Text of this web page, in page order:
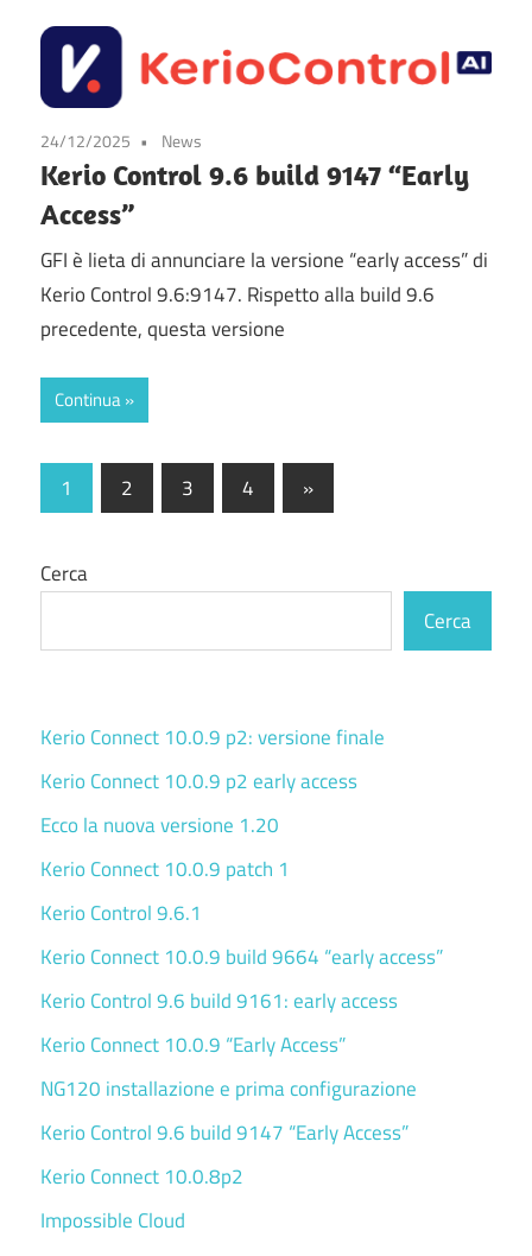
24/12/2025 News
Kerio Control 9.6 build 9147 “Early
Access”
GFI è lieta di annunciare la versione “early access” di
Kerio Control 9.6:9147. Rispetto alla build 9.6
precedente, questa versione
Continua
Paginazione
articoli
1 2 3 4
Articolo
successivo
»
Cerca
Cerca
Kerio Connect 10.0.9 p2: versione finale
Kerio Connect 10.0.9 p2 early access
Ecco la nuova versione 1.20
Kerio Connect 10.0.9 patch 1
Kerio Control 9.6.1
Kerio Connect 10.0.9 build 9664 “early access”
Kerio Control 9.6 build 9161: early access
Kerio Connect 10.0.9 “Early Access”
NG120 installazione e prima configurazione
Kerio Control 9.6 build 9147 “Early Access”
Kerio Connect 10.0.8p2
Impossible Cloud